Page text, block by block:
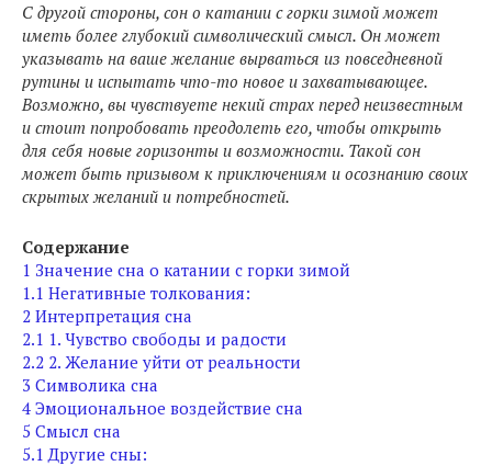
С другой стороны, сон о катании с горки зимой может
иметь более глубокий символический смысл. Он может
указывать на ваше желание вырваться из повседневной
рутины и испытать что-то новое и захватывающее.
Возможно, вы чувствуете некий страх перед неизвестным
и стоит попробовать преодолеть его, чтобы открыть
для себя новые горизонты и возможности. Такой сон
может быть призывом к приключениям и осознанию своих
скрытых желаний и потребностей.
Содержание
1 Значение сна о катании с горки зимой
1.1 Негативные толкования:
2 Интерпретация сна
2.1 1. Чувство свободы и радости
2.2 2. Желание уйти от реальности
3 Символика сна
4 Эмоциональное воздействие сна
5 Смысл сна
5.1 Другие сны: